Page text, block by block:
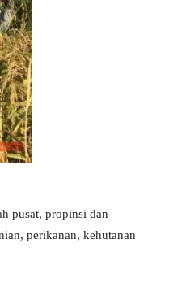
pusat, propinsi dan
perikanan, kehutanan